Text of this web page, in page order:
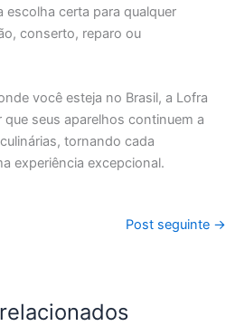
escolha certa para qualquer
conserto, reparo ou
você esteja no Brasil, a Lofra
seus aparelhos continuem a
tornando cada
experiência excepcional.
Post seguinte →